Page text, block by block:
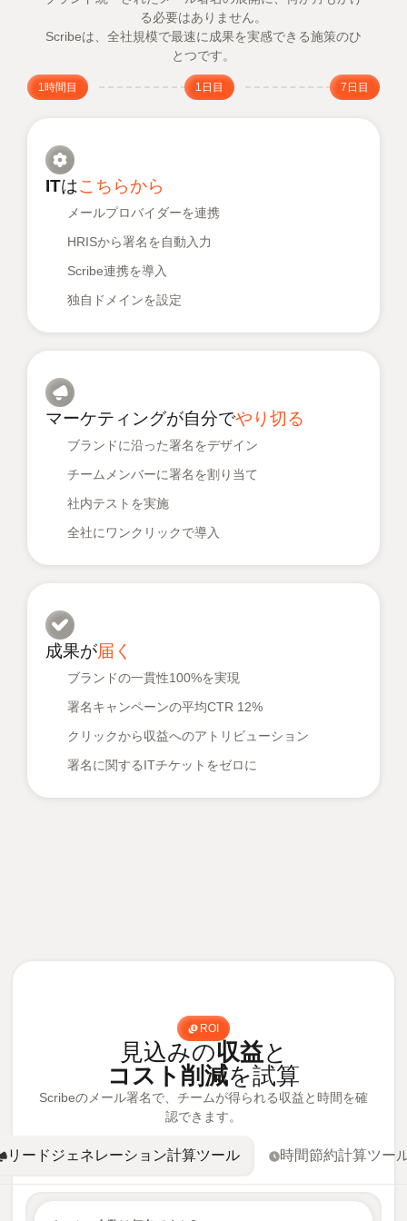
る必要はありません。
Scribeは、全社規模で最速に成果を実感できる施策のひ
とつです。
1時間目 1日目 7日目
ITはこちらから
メールプロバイダーを連携
HRISから署名を自動入力
Scribe連携を導入
独自ドメインを設定
マーケティングが自分でやり切る
ブランドに沿った署名をデザイン
チームメンバーに署名を割り当て
社内テストを実施
全社にワンクリックで導入
成果が届く
ブランドの一貫性100%を実現
署名キャンペーンの平均CTR 12%
クリックから収益へのアトリビューション
署名に関するITチケットをゼロに
ROI
見込みの収益と
コスト削減を試算
Scribeのメール署名で、チームが得られる収益と時間を確
認できます。
リードジェネレーション計算ツール 時間節約計算ツー